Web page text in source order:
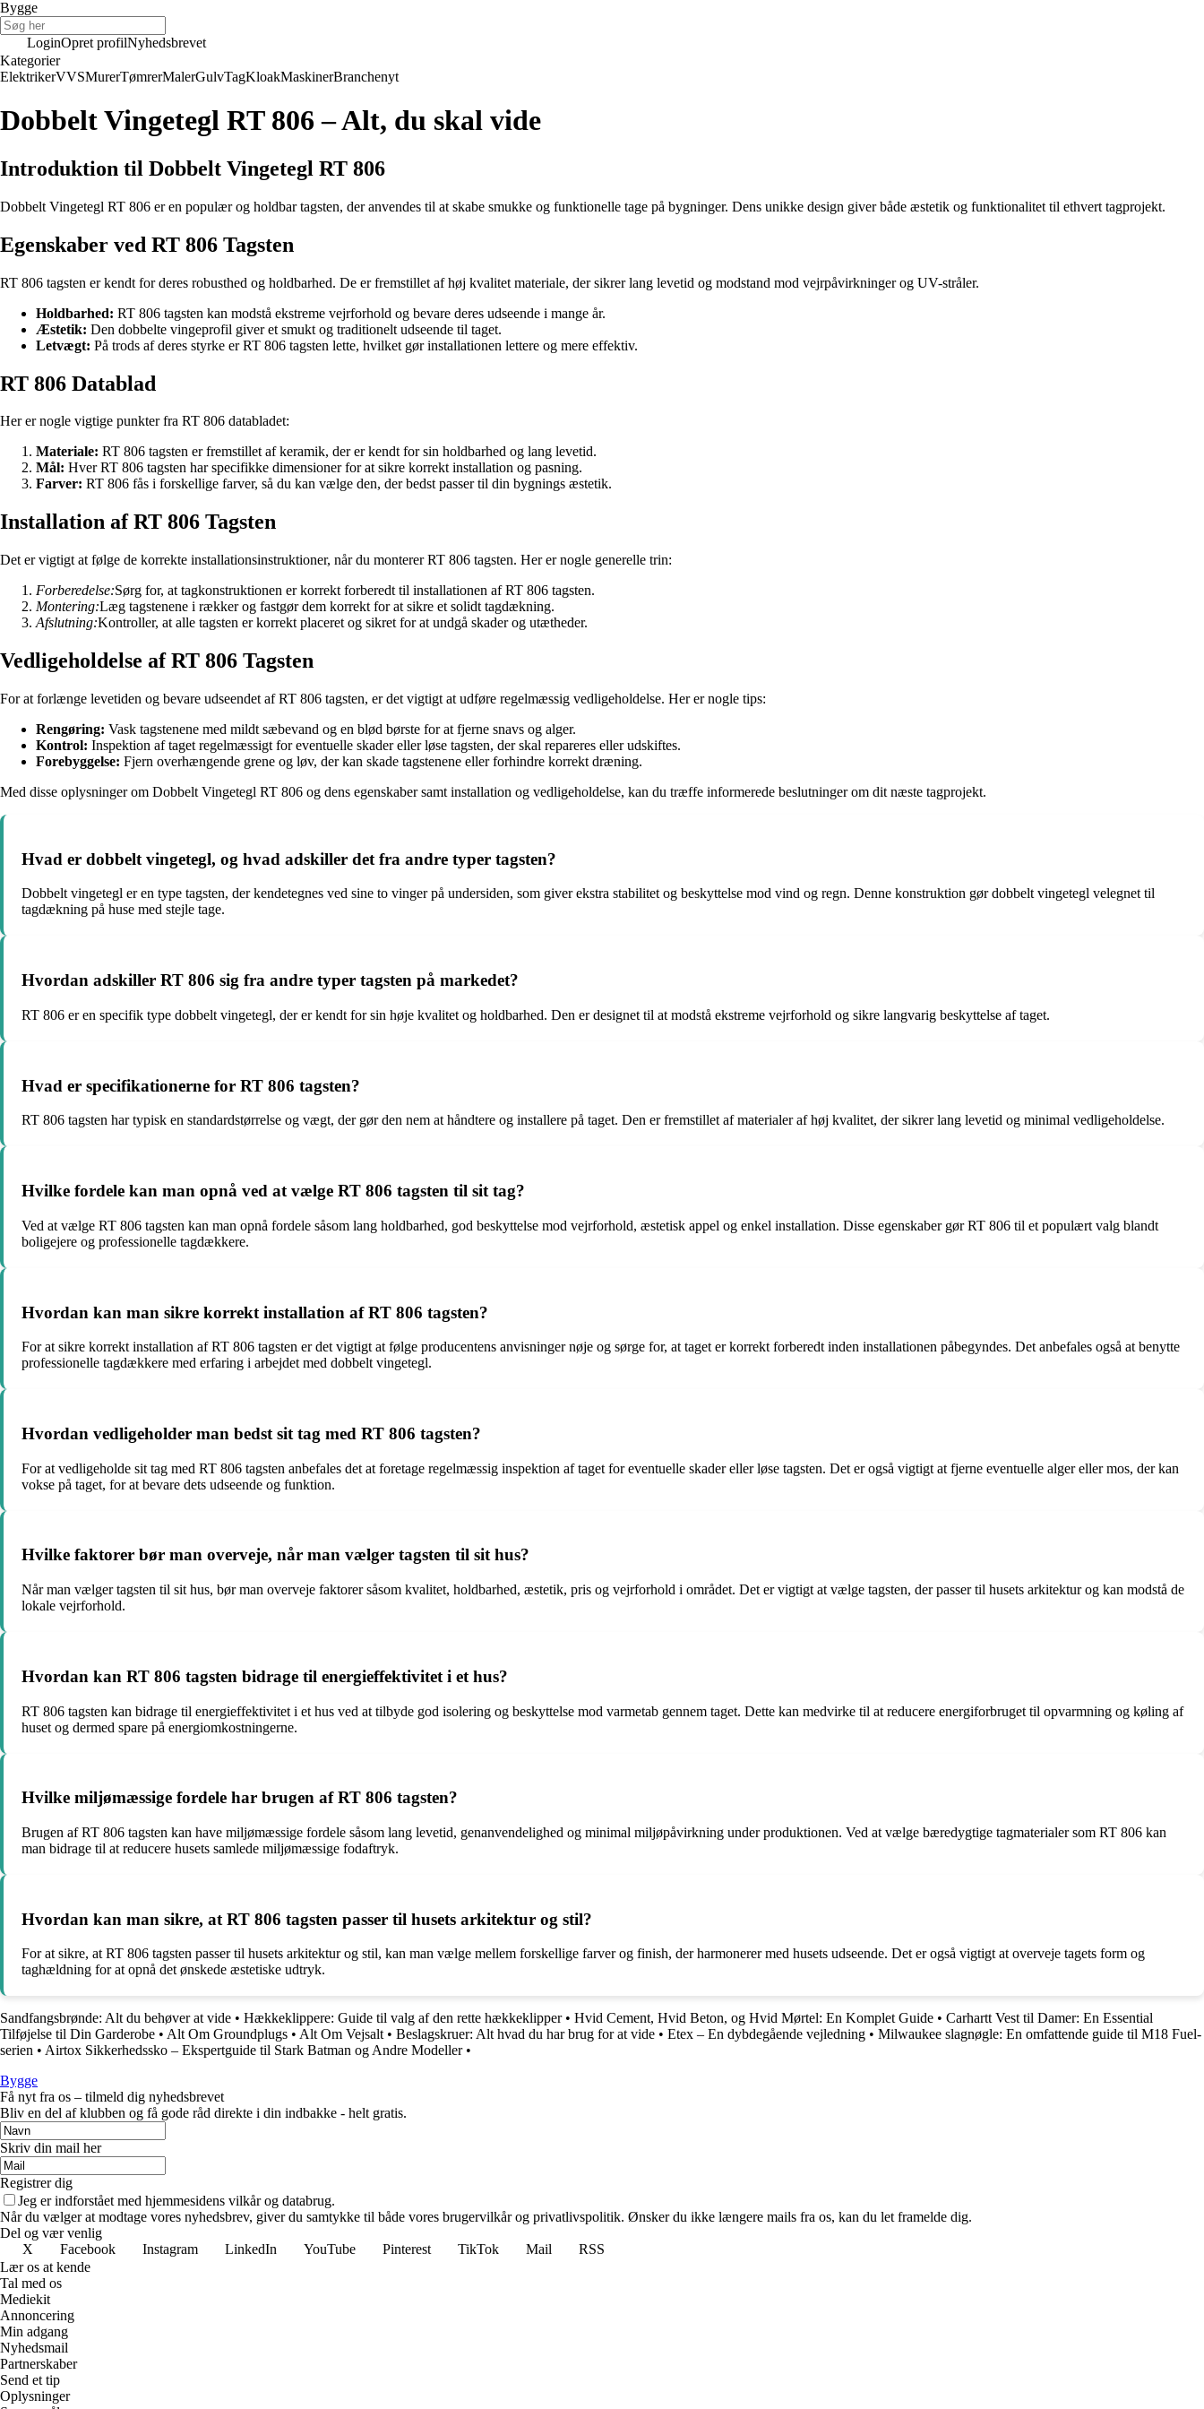
Bygge
LoginOpret profilNyhedsbrevet
Kategorier
ElektrikerVVSMurerTømrerMalerGulvTagKloakMaskinerBranchenyt
Dobbelt Vingetegl RT 806 – Alt, du skal vide
Introduktion til Dobbelt Vingetegl RT 806
Dobbelt Vingetegl RT 806 er en populær og holdbar tagsten, der anvendes til at skabe smukke og funktionelle tage på bygninger. Dens unikke design giver både æstetik og funktionalitet til ethvert tagprojekt.
Egenskaber ved RT 806 Tagsten
RT 806 tagsten er kendt for deres robusthed og holdbarhed. De er fremstillet af høj kvalitet materiale, der sikrer lang levetid og modstand mod vejrpåvirkninger og UV-stråler.
Holdbarhed: RT 806 tagsten kan modstå ekstreme vejrforhold og bevare deres udseende i mange år.
Æstetik: Den dobbelte vingeprofil giver et smukt og traditionelt udseende til taget.
Letvægt: På trods af deres styrke er RT 806 tagsten lette, hvilket gør installationen lettere og mere effektiv.
RT 806 Datablad
Her er nogle vigtige punkter fra RT 806 databladet:
Materiale: RT 806 tagsten er fremstillet af keramik, der er kendt for sin holdbarhed og lang levetid.
Mål: Hver RT 806 tagsten har specifikke dimensioner for at sikre korrekt installation og pasning.
Farver: RT 806 fås i forskellige farver, så du kan vælge den, der bedst passer til din bygnings æstetik.
Installation af RT 806 Tagsten
Det er vigtigt at følge de korrekte installationsinstruktioner, når du monterer RT 806 tagsten. Her er nogle generelle trin:
Forberedelse:Sørg for, at tagkonstruktionen er korrekt forberedt til installationen af RT 806 tagsten.
Montering:Læg tagstenene i rækker og fastgør dem korrekt for at sikre et solidt tagdækning.
Afslutning:Kontroller, at alle tagsten er korrekt placeret og sikret for at undgå skader og utætheder.
Vedligeholdelse af RT 806 Tagsten
For at forlænge levetiden og bevare udseendet af RT 806 tagsten, er det vigtigt at udføre regelmæssig vedligeholdelse. Her er nogle tips:
Rengøring: Vask tagstenene med mildt sæbevand og en blød børste for at fjerne snavs og alger.
Kontrol: Inspektion af taget regelmæssigt for eventuelle skader eller løse tagsten, der skal repareres eller udskiftes.
Forebyggelse: Fjern overhængende grene og løv, der kan skade tagstenene eller forhindre korrekt dræning.
Med disse oplysninger om Dobbelt Vingetegl RT 806 og dens egenskaber samt installation og vedligeholdelse, kan du træffe informerede beslutninger om dit næste tagprojekt.
Hvad er dobbelt vingetegl, og hvad adskiller det fra andre typer tagsten?
Dobbelt vingetegl er en type tagsten, der kendetegnes ved sine to vinger på undersiden, som giver ekstra stabilitet og beskyttelse mod vind og regn. Denne konstruktion gør dobbelt vingetegl velegnet til
tagdækning på huse med stejle tage.
Hvordan adskiller RT 806 sig fra andre typer tagsten på markedet?
RT 806 er en specifik type dobbelt vingetegl, der er kendt for sin høje kvalitet og holdbarhed. Den er designet til at modstå ekstreme vejrforhold og sikre langvarig beskyttelse af taget.
Hvad er specifikationerne for RT 806 tagsten?
RT 806 tagsten har typisk en standardstørrelse og vægt, der gør den nem at håndtere og installere på taget. Den er fremstillet af materialer af høj kvalitet, der sikrer lang levetid og minimal vedligeholdelse.
Hvilke fordele kan man opnå ved at vælge RT 806 tagsten til sit tag?
Ved at vælge RT 806 tagsten kan man opnå fordele såsom lang holdbarhed, god beskyttelse mod vejrforhold, æstetisk appel og enkel installation. Disse egenskaber gør RT 806 til et populært valg blandt
boligejere og professionelle tagdækkere.
Hvordan kan man sikre korrekt installation af RT 806 tagsten?
For at sikre korrekt installation af RT 806 tagsten er det vigtigt at følge producentens anvisninger nøje og sørge for, at taget er korrekt forberedt inden installationen påbegyndes. Det anbefales også at benytte
professionelle tagdækkere med erfaring i arbejdet med dobbelt vingetegl.
Hvordan vedligeholder man bedst sit tag med RT 806 tagsten?
For at vedligeholde sit tag med RT 806 tagsten anbefales det at foretage regelmæssig inspektion af taget for eventuelle skader eller løse tagsten. Det er også vigtigt at fjerne eventuelle alger eller mos, der kan
vokse på taget, for at bevare dets udseende og funktion.
Hvilke faktorer bør man overveje, når man vælger tagsten til sit hus?
Når man vælger tagsten til sit hus, bør man overveje faktorer såsom kvalitet, holdbarhed, æstetik, pris og vejrforhold i området. Det er vigtigt at vælge tagsten, der passer til husets arkitektur og kan modstå de
lokale vejrforhold.
Hvordan kan RT 806 tagsten bidrage til energieffektivitet i et hus?
RT 806 tagsten kan bidrage til energieffektivitet i et hus ved at tilbyde god isolering og beskyttelse mod varmetab gennem taget. Dette kan medvirke til at reducere energiforbruget til opvarmning og køling af
huset og dermed spare på energiomkostningerne.
Hvilke miljømæssige fordele har brugen af RT 806 tagsten?
Brugen af RT 806 tagsten kan have miljømæssige fordele såsom lang levetid, genanvendelighed og minimal miljøpåvirkning under produktionen. Ved at vælge bæredygtige tagmaterialer som RT 806 kan
man bidrage til at reducere husets samlede miljømæssige fodaftryk.
Hvordan kan man sikre, at RT 806 tagsten passer til husets arkitektur og stil?
For at sikre, at RT 806 tagsten passer til husets arkitektur og stil, kan man vælge mellem forskellige farver og finish, der harmonerer med husets udseende. Det er også vigtigt at overveje tagets form og
taghældning for at opnå det ønskede æstetiske udtryk.
Sandfangsbrønde: Alt du behøver at vide • Hækkeklippere: Guide til valg af den rette hækkeklipper• Hvid Cement, Hvid Beton, og Hvid Mørtel: En Komplet Guide • Carhartt Vest til Damer: En Essential
Tilføjelse til Din Garderobe • Alt Om Groundplugs • Alt Om Vejsalt• Beslagskruer: Alt hvad du har brug for at vide • Etex – En dybdegående vejledning • Milwaukee slagnøgle: En omfattende guide til M18 Fuel-
serien • Airtox Sikkerhedssko – Ekspertguide til Stark Batman og Andre Modeller•
Bygge
Få nyt fra os – tilmeld dig nyhedsbrevet
Bliv en del af klubben og få gode råd direkte i din indbakke - helt gratis.
Skriv din mail her
Registrer dig
Jeg er indforstået med hjemmesidens vilkår og databrug.
Når du vælger at modtage vores nyhedsbrev, giver du samtykke til både vores brugervilkår og privatlivspolitik. Ønsker du ikke længere mails fra os, kan du let framelde dig.
Del og vær venlig
X
Facebook Instagram LinkedIn YouTube Pinterest TikTok Mail
RSS
Lær os at kende
Tal med os
Mediekit
Annoncering
Min adgang
Nyhedsmail
Partnerskaber
Send et tip
Oplysninger